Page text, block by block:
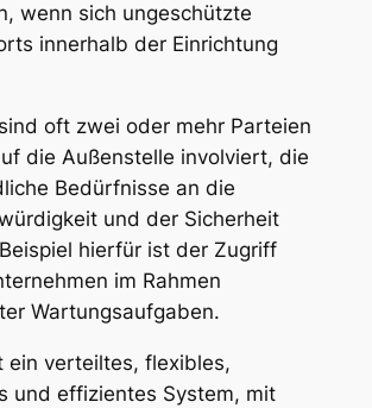
wenn sich ungeschützte
innerhalb der Einrichtung
oft zwei oder mehr Parteien
die Außenstelle involviert, die
Bedürfnisse an die
und der Sicherheit
hierfür ist der Zugriff
im Rahmen
Wartungsaufgaben.
ein verteiltes, flexibles,
und effizientes System, mit